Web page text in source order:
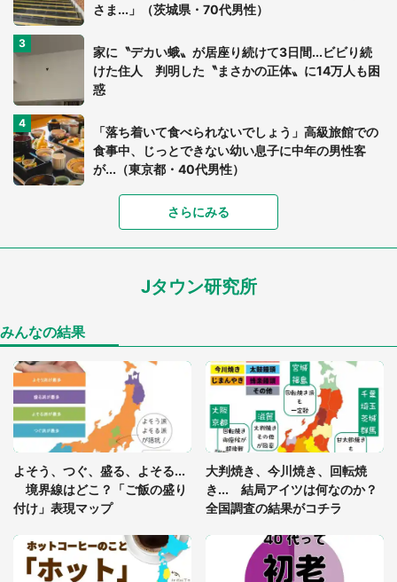
さま...」（茨城県・70代男性）
家に〝デカい蛾〟が居座り続けて3日間...ビビり続
けた住人 判明した〝まさかの正体〟に14万人も困
惑
「落ち着いて食べられないでしょう」高級旅館での
食事中、じっとできない幼い息子に中年の男性客
が...（東京都・40代男性）
「富豪すぎ」1歳息子の〝店頭駄々こね〟の内容に1.
7万人驚がく 「お菓子売り場ならまだしも...」「ハ
ードル高い」
あまりにも四角すぎる猫、激写される 「これもう
「閉所恐怖症の私は新幹線で大パニック。隣席の青
年に『手を繋いで』とお願いしたら...」 体験談に
8万人感動
グっちゃってた〝野生の野菜〟に6.5万人戦慄
「○○がない街に住んでいます」住人の呟きに30万
人驚がく 何が存在しないか、あなたはわかる？
さらにみる
Jタウン研究所
みんなの結果
よそう、つぐ、盛る、よそる...
境界線はどこ？「ご飯の盛り
付け」表現マップ
大判焼き、今川焼き、回転焼
き... 結局アイツは何なのか？
全国調査の結果がコチラ